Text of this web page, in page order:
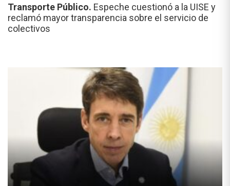
Transporte Público. Espeche cuestionó a la UISE y
reclamó mayor transparencia sobre el servicio de
colectivos